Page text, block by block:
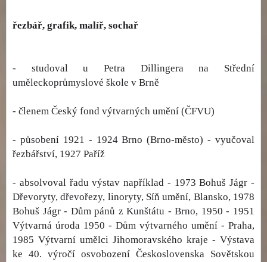
řezbář, grafik, malíř, sochař
- studoval u Petra Dillingera na Střední
uměleckoprůmyslové škole v Brně
- členem Český fond výtvarných umění (ČFVU)
- působení 1921 - 1924 Brno (Brno-město) - vyučoval
řezbářství, 1927 Paříž
- absolvoval řadu výstav například - 1973 Bohuš Jágr -
Dřevoryty, dřevořezy, linoryty, Síň umění, Blansko, 1978
Bohuš Jágr - Dům pánů z Kunštátu - Brno, 1950 - 1951
Výtvarná úroda 1950 - Dům výtvarného umění - Praha,
1985 Výtvarní umělci Jihomoravského kraje - Výstava
ke 40. výročí osvobození Československa Sovětskou